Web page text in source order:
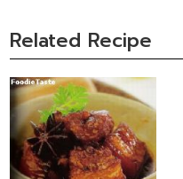
Related Recipe